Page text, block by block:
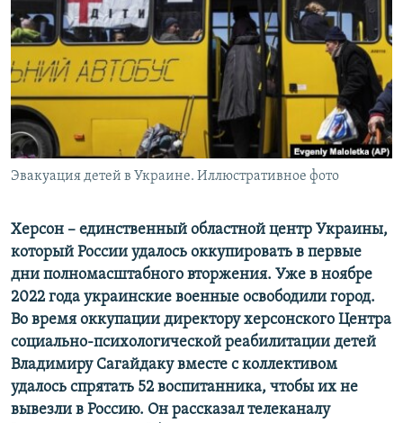
ПОБЕДИТЕЛЕЙ НЕ СУДЯТ?
КРЫМ.НЕПОКОРЕННЫЙ
ELIFBE
УКРАИНСКАЯ ПРОБЛЕМА КРЫМА
ПРИСОЕДИНЯЙТЕСЬ!
Все сайты RFE/RL
Эвакуация детей в Украине. Иллюстративное фото
Херсон – единственный областной центр Украины,
который России удалось оккупировать в первые
дни полномасштабного вторжения. Уже в ноябре
2022 года украинские военные освободили город.
Во время оккупации директору херсонского Центра
социально-психологической реабилитации детей
Владимиру Сагайдаку вместе с коллективом
удалось спрятать 52 воспитанника, чтобы их не
вывезли в Россию. Он рассказал телеканалу